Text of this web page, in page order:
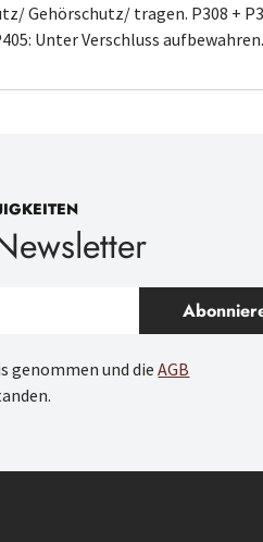
Gehörschutz/ tragen. P308 +
Unter Verschluss aufbewahren.
genommen und dieAGB